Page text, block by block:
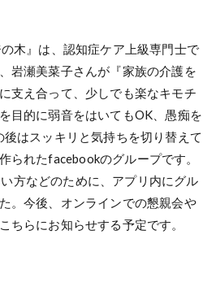
の木』は、認知症ケア上級専門士で
岩瀬美菜子さんが『家族の介護を
支え合って、少しでも楽なキモチ
目的に弱音をはいてもOK、愚痴を
はスッキリと気持ちを切り替えて
られたfacebookのグループです。
方などのために、アプリ内にグル
。今後、オンラインでの懇親会や
ちらにお知らせする予定です。